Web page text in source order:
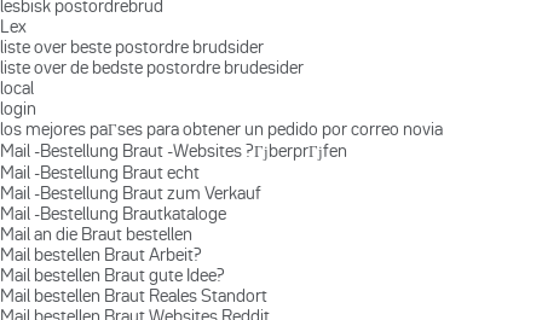
lesbisk postordrebrud
Lex
liste over beste postordre brudsider
liste over de bedste postordre brudesider
local
login
los mejores paГ­ses para obtener un pedido por correo novia
Mail -Bestellung Braut -Websites ?ГјberprГјfen
Mail -Bestellung Braut echt
Mail -Bestellung Braut zum Verkauf
Mail -Bestellung Brautkataloge
Mail an die Braut bestellen
Mail bestellen Braut Arbeit?
Mail bestellen Braut gute Idee?
Mail bestellen Braut Reales Standort
Mail bestellen Braut Websites Reddit